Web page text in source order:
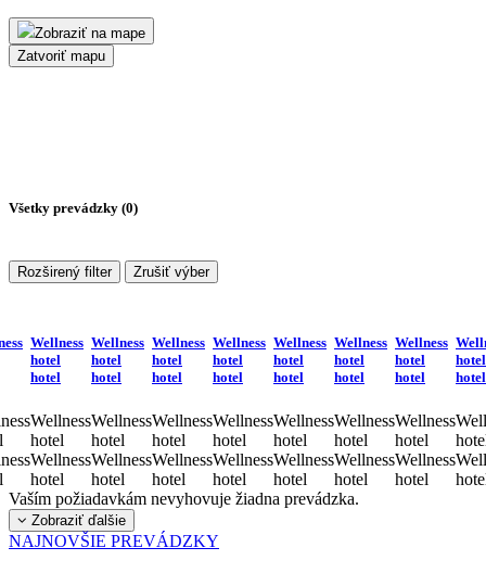
Zobraziť na mape
Zatvoriť mapu
Všetky prevádzky (0)
Rozširený filter Zrušiť výber
Wellness
hotel
hotel
Wellness
hotel
Wellness
hotel
Wellness
hotel
hotel
Wellness
hotel
Wellness
hotel
Wellness
hotel
hotel
Wellness
hotel
Wellness
hotel
Wellness
hotel
hotel
Wellness
hotel
Wellness
hotel
Wellness
hotel
hotel
Wellness
hotel
Wellness
hotel
Wellness
hotel
hotel
Wellness
hotel
Wellness
hotel
Wellness
hotel
hotel
Wellness
hotel
Wellness
hotel
hotel
hotel
Vaším požiadavkám nevyhovuje žiadna prevádzka.
Zobraziť ďalšie
NAJNOVŠIE PREVÁDZKY